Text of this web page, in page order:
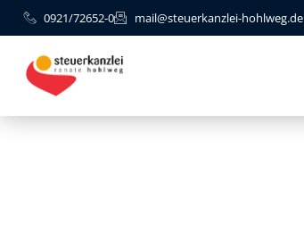
0921/72652-0 mail@steuerkanzlei-hohlweg.de